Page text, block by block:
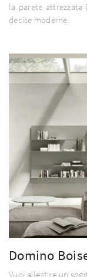
la parete attrezzata
decise moderne.
Domino
Vuoi allestire un